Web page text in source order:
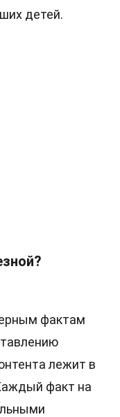
детей.
фактам
лежит в
факт на